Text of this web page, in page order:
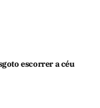
escorrer a céu